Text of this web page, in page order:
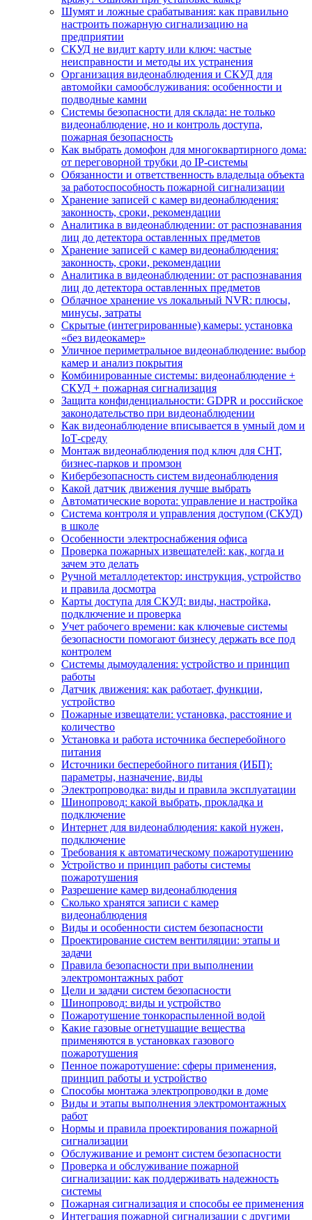
Шумят и ложные срабатывания: как правильно
настроить пожарную сигнализацию на
предприятии
СКУД не видит карту или ключ: частые
неисправности и методы их устранения
Организация видеонаблюдения и СКУД для
автомойки самообслуживания: особенности и
подводные камни
Системы безопасности для склада: не только
видеонаблюдение, но и контроль доступа,
пожарная безопасность
Как выбрать домофон для многоквартирного дома:
от переговорной трубки до IP-системы
Обязанности и ответственность владельца объекта
за работоспособность пожарной сигнализации
Хранение записей с камер видеонаблюдения:
законность, сроки, рекомендации
Аналитика в видеонаблюдении: от распознавания
лиц до детектора оставленных предметов
Хранение записей с камер видеонаблюдения:
законность, сроки, рекомендации
Аналитика в видеонаблюдении: от распознавания
лиц до детектора оставленных предметов
Облачное хранение vs локальный NVR: плюсы,
минусы, затраты
Скрытые (интегрированные) камеры: установка
«без видеокамер»
Уличное периметральное видеонаблюдение: выбор
камер и анализ покрытия
Комбинированные системы: видеонаблюдение +
СКУД + пожарная сигнализация
Защита конфиденциальности: GDPR и российское
законодательство при видеонаблюдении
Как видеонаблюдение вписывается в умный дом и
IoT‑среду
Монтаж видеонаблюдения под ключ для СНТ,
бизнес‑парков и промзон
Кибербезопасность систем видеонаблюдения
Какой датчик движения лучше выбрать
Автоматические ворота: управление и настройка
Система контроля и управления доступом (СКУД)
в школе
Особенности электроснабжения офиса
Проверка пожарных извещателей: как, когда и
зачем это делать
Ручной металлодетектор: инструкция, устройство
и правила досмотра
Карты доступа для СКУД: виды, настройка,
подключение и проверка
Учет рабочего времени: как ключевые системы
безопасности помогают бизнесу держать все под
контролем
Системы дымоудаления: устройство и принцип
работы
Датчик движения: как работает, функции,
устройство
Пожарные извещатели: установка, расстояние и
количество
Установка и работа источника бесперебойного
питания
Источники бесперебойного питания (ИБП):
параметры, назначение, виды
Электропроводка: виды и правила эксплуатации
Шинопровод: какой выбрать, прокладка и
подключение
Интернет для видеонаблюдения: какой нужен,
подключение
Требования к автоматическому пожаротушению
Устройство и принцип работы системы
пожаротушения
Разрешение камер видеонаблюдения
Сколько хранятся записи с камер
видеонаблюдения
Виды и особенности систем безопасности
Проектирование систем вентиляции: этапы и
задачи
Правила безопасности при выполнении
электромонтажных работ
Цели и задачи систем безопасности
Шинопровод: виды и устройство
Пожаротушение тонкораспыленной водой
Какие газовые огнетушащие вещества
применяются в установках газового
пожаротушения
Пенное пожаротушение: сферы применения,
принцип работы и устройство
Способы монтажа электропроводки в доме
Виды и этапы выполнения электромонтажных
работ
Нормы и правила проектирования пожарной
сигнализации
Обслуживание и ремонт систем безопасности
Проверка и обслуживание пожарной
сигнализации: как поддерживать надежность
системы
Пожарная сигнализация и способы ее применения
Интеграция пожарной сигнализации с другими